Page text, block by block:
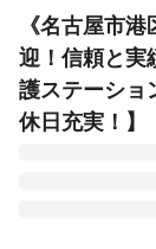
《名古屋市
迎！信頼と実
護ステーショ
休日充実！】